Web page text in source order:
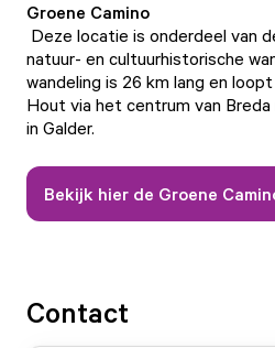
Groene Camino
Deze locatie is onderdeel van
natuur- en cultuurhistorische
wandeling is 26 km lang en
Hout via het centrum van
in Galder.
Bekijk hier de Groene
Contact